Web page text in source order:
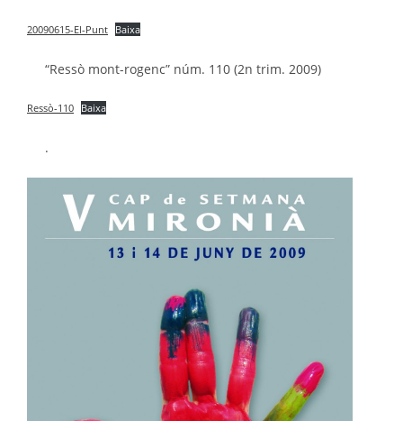
20090615-El-Punt Baixa
“Ressò mont-rogenc” núm. 110 (2n trim. 2009)
Ressò-110 Baixa
.